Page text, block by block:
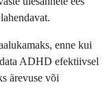
enne kui
ADHD efektiivsel
ärevuse või